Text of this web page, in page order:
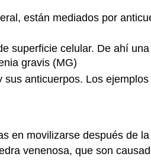
están mediados por
superficie celular. De ahí
gravis (MG)
anticuerpos. Los
en movilizarse después de la
venenosa, que son